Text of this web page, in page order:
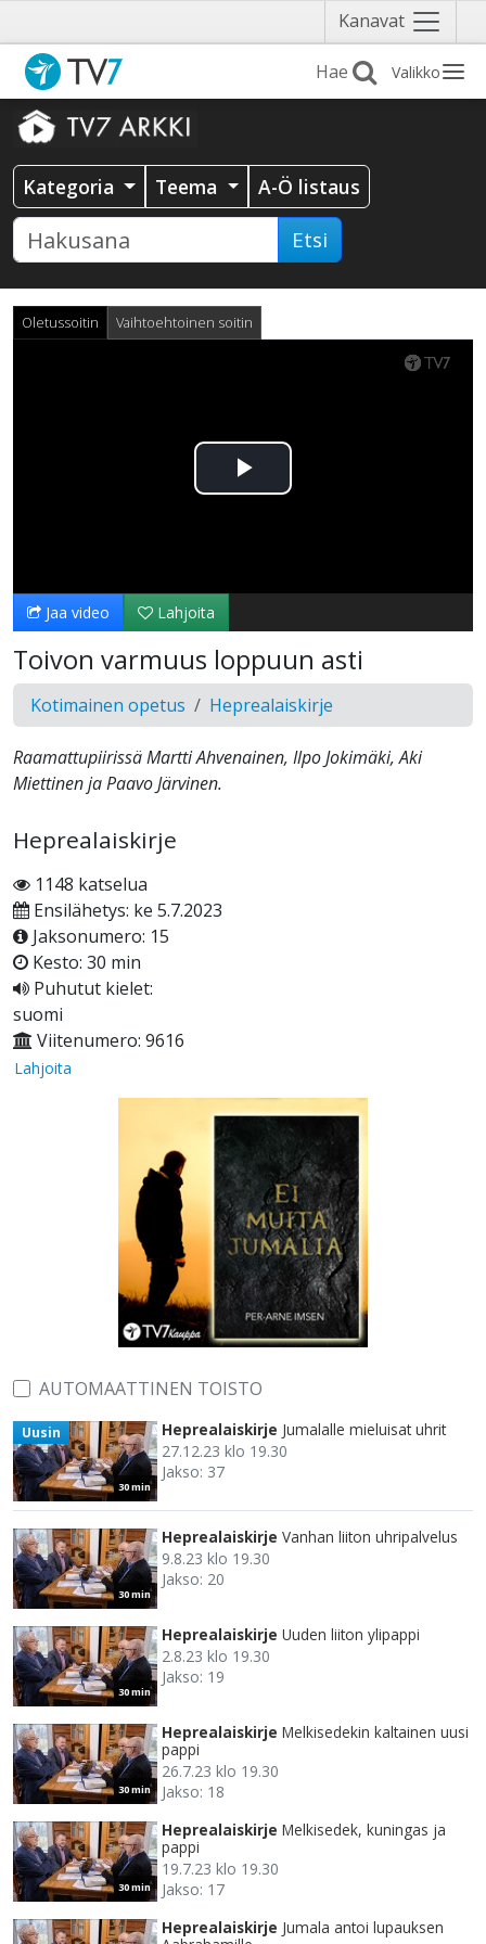
Kanavat Näytä
valikko
Valikko
Kategoria Teema A-Ö listaus
Etsi
Oletussoitin Vaihtoehtoinen soitin
Toista
Jaa video Lahjoita
Toivon varmuus loppuun asti
Kotimainen opetus Heprealaiskirje
Raamattupiirissä Martti Ahvenainen, Ilpo Jokimäki, Aki
Miettinen ja Paavo Järvinen.
Heprealaiskirje
1148 katselua
Ensilähetys: ke 5.7.2023
Jaksonumero: 15
Kesto: 30 min
Puhutut kielet:
suomi
Viitenumero: 9616
Lahjoita
AUTOMAATTINEN TOISTO
30 min
Uusin Heprealaiskirje Jumalalle mieluisat uhrit
27.12.23 klo 19.30
Jakso: 37
30 min
Heprealaiskirje Vanhan liiton uhripalvelus
9.8.23 klo 19.30
Jakso: 20
30 min
Heprealaiskirje Uuden liiton ylipappi
2.8.23 klo 19.30
Jakso: 19
30 min
Heprealaiskirje Melkisedekin kaltainen uusi
pappi
26.7.23 klo 19.30
Jakso: 18
30 min
Heprealaiskirje Melkisedek, kuningas ja
pappi
19.7.23 klo 19.30
Jakso: 17
Heprealaiskirje Jumala antoi lupauksen